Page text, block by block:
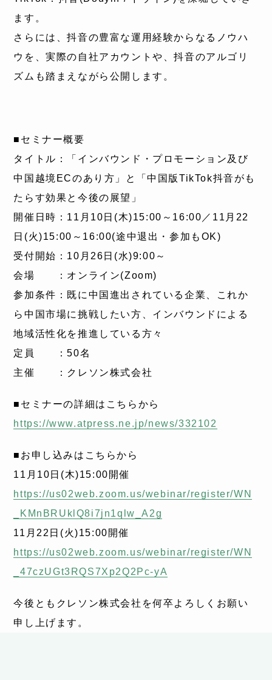
ます。
さらには、抖音の豊富な運用経験からなるノウハ
ウを、実際の自社アカウントや、抖音のアルゴリ
ズムも踏まえながら公開します。
■セミナー概要
タイトル：「インバウンド・プロモーション及び
中国越境ECのあり方」と「中国版TikTok抖音がも
たらす効果と今後の展望」
開催日時：11月10日(木)15:00～16:00／11月22
日(火)15:00～16:00(途中退出・参加もOK)
受付開始：10月26日(水)9:00～
会場 ：オンライン(Zoom)
参加条件：既に中国進出されている企業、これか
ら中国市場に挑戦したい方、インバウンドによる
地域活性化を推進している方々
定員 ：50名
主催 ：クレソン株式会社
■セミナーの詳細はこちらから
https://www.atpress.ne.jp/news/332102
■お申し込みはこちらから
11月10日(木)15:00開催
https://us02web.zoom.us/webinar/register/WN
_KMnBRUklQ8i7jn1qlw_A2g
11月22日(火)15:00開催
https://us02web.zoom.us/webinar/register/WN
_47czUGt3RQS7Xp2Q2Pc-yA
今後ともクレソン株式会社を何卒よろしくお願い
申し上げます。